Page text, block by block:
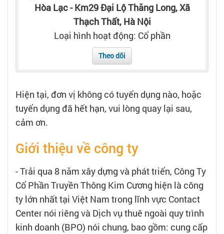
Cẩm nang việc làm
Nhà tuyển dụng
Hòa Lạc - Km29 Đại Lộ Thăng Long, Xã
Thạch Thất, Hà Nội
Loại hình hoạt động: Cổ phần
Theo dõi
Hiện tại, đơn vị không có tuyển dụng nào, hoặc
tuyển dụng đã hết hạn, vui lòng quay lại sau,
cảm ơn.
Giới thiệu về công ty
- Trải qua 8 năm xây dựng và phát triển, Công Ty
Cổ Phần Truyền Thông Kim Cương hiện là công
ty lớn nhất tại Việt Nam trong lĩnh vực Contact
Center nói riêng và Dịch vụ thuê ngoài quy trình
kinh doanh (BPO) nói chung, bao gồm: cung cấp